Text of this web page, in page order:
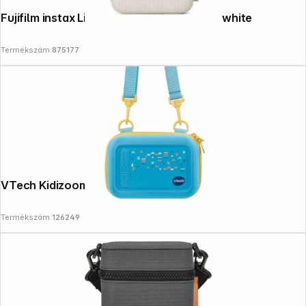
Fujifilm instax Link wide Printer Case ash white
Termékszám:875177
Termékszám:126249